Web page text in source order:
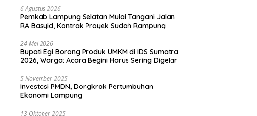
6 Agustus 2026
Pemkab Lampung Selatan Mulai Tangani Jalan
RA Basyid, Kontrak Proyek Sudah Rampung
24 Mei 2026
Bupati Egi Borong Produk UMKM di IDS Sumatra
2026, Warga: Acara Begini Harus Sering Digelar
5 November 2025
Investasi PMDN, Dongkrak Pertumbuhan
Ekonomi Lampung
13 Oktober 2025